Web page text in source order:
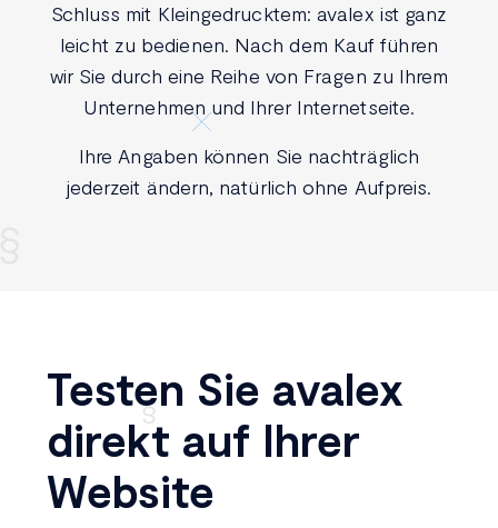
Schluss mit Kleingedrucktem: avalex ist ganz
leicht zu bedienen. Nach dem Kauf führen
wir Sie durch eine Reihe von Fragen zu Ihrem
Unternehmen und Ihrer Internetseite.
Ihre Angaben können Sie nachträglich
jederzeit ändern, natürlich ohne Aufpreis.
Testen Sie avalex
direkt auf Ihrer
Website